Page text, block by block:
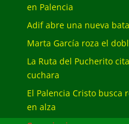
en Palencia
Adif abre una nueva
Marta García roza el
La Ruta del Pucherito
cuchara
El Palencia Cristo busca
en alza